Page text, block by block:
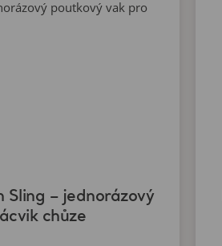
Sling – jednorázový
chůze